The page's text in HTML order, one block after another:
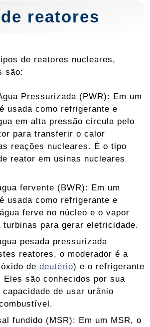
reatores
de reatores nucleares,
são:
Pressurizada (PWR): Em um
usada como refrigerante e
em alta pressão circula pelo
para transferir o calor
reações nucleares. É o tipo
reator em usinas nucleares
fervente (BWR): Em um
usada como refrigerante e
ferve no núcleo e o vapor
turbinas para gerar eletricidade.
pesada pressurizada
reatores, o moderador é a
de deutério) e o refrigerante
Eles são conhecidos por sua
de usar urânio
fundido (MSR): Em um MSR, o